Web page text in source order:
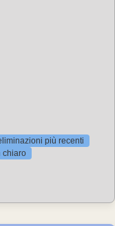
più recenti
chiaro